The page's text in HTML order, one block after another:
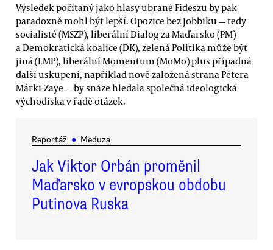
Výsledek počítaný jako hlasy ubrané Fideszu by pak
paradoxně mohl být lepší. Opozice bez Jobbiku — tedy
socialisté (MSZP), liberální Dialog za Maďarsko (PM)
a Demokratická koalice (DK), zelená Politika může být
jiná (LMP), liberální Momentum (MoMo) plus případná
další uskupení, například nově založená strana Pétera
Márki-Zaye — by snáze hledala společná ideologická
východiska v řadě otázek.
Reportáž ● Meduza
Jak Viktor Orbán proměnil
Maďarsko v evropskou obdobu
Putinova Ruska